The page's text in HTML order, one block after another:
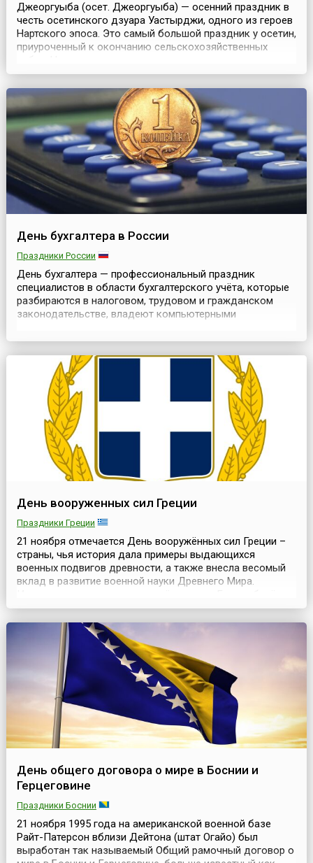
Джеоргуыба (осет. Джеоргуыба) — осенний праздник в
честь осетинского дзуара Уастырджи, одного из героев
Нартского эпоса. Это самый большой праздник у осетин,
приуроченный к окончанию сельскохозяйственных
воскресенье перед началом праздника, по традиции,
каждая семья приносит в жертву Богу какое-либо
животное (быка, овцу). Этот предпраздничный ...
День бухгалтера в России
Праздники России
День бухгалтера — профессиональный праздник
специалистов в области бухгалтерского учёта, которые
разбираются в налоговом, трудовом и гражданском
законодательстве, владеют компьютерными
анализа и финансового планирования.У представителей
многих профессий есть свои праздничные дни, а вот с
Днём российских бухгалтеров дела обстоят совсем
непросто. В к...
День вооруженных сил Греции
Праздники Греции
21 ноября отмечается День вооружённых сил Греции –
страны, чья история дала примеры выдающихся
военных подвигов древности, а также внесла весомый
вклад в развитие военной науки Древнего Мира.
своё начало в первой половине 19 века, когда в
результате национально-освободительной войны,
поддержанной впоследствии европейскими державами
и Российской ...
День общего договора о мире в Боснии и
Герцеговине
Праздники Боснии
21 ноября 1995 года на американской военной базе
Райт-Патерсон вблизи Дейтона (штат Огайо) был
выработан так называемый Общий рамочный договор о